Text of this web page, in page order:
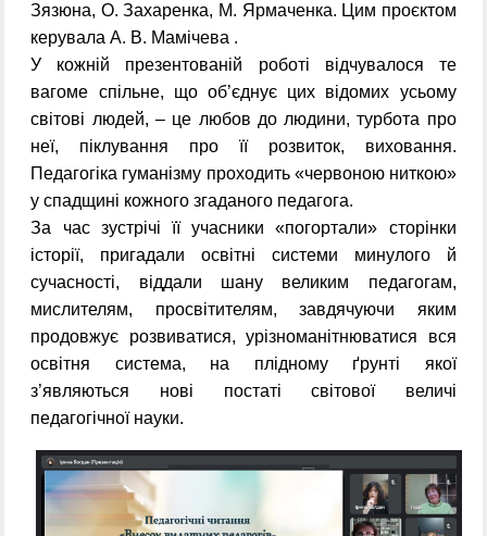
Зязюна, О. Захаренка, М. Ярмаченка. Цим проєктом
керувала А. В. Мамічева .
У кожній презентованій роботі відчувалося те
вагоме спільне, що об’єднує цих відомих усьому
світові людей, – це любов до людини, турбота про
неї, піклування про її розвиток, виховання.
Педагогіка гуманізму проходить «червоною ниткою»
у спадщині кожного згаданого педагога.
За час зустрічі її учасники «погортали» сторінки
історії, пригадали освітні системи минулого й
сучасності, віддали шану великим педагогам,
мислителям, просвітителям, завдячуючи яким
продовжує розвиватися, урізноманітнюватися вся
освітня система, на плідному ґрунті якої
з’являються нові постаті світової величі
педагогічної науки.